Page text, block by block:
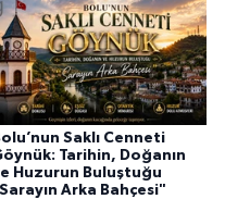
Saklı Cenneti
Tarihin, Doğanın
Huzurun Buluştuğu
Arka Bahçesi"